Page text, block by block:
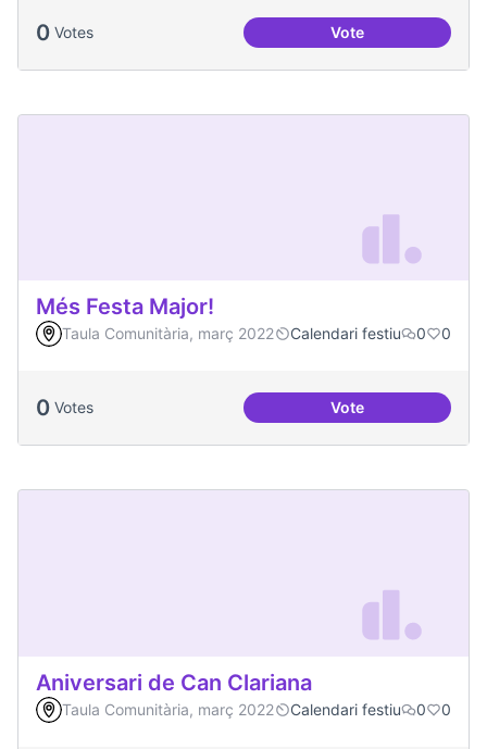
0 Votes VotePortes Obertes
Més Festa Major!
Taula Comunitària, març 2022 Calendari festiu 0 0
0 Votes VoteMés Festa Major!
Aniversari de Can Clariana
Taula Comunitària, març 2022 Calendari festiu 0 0